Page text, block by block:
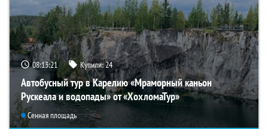
08:13:20 Купили:24
Автобусный тур в Карелию «Мраморный каньон
Рускеала и водопады» от «ХохломаТур»
Сенная площадь